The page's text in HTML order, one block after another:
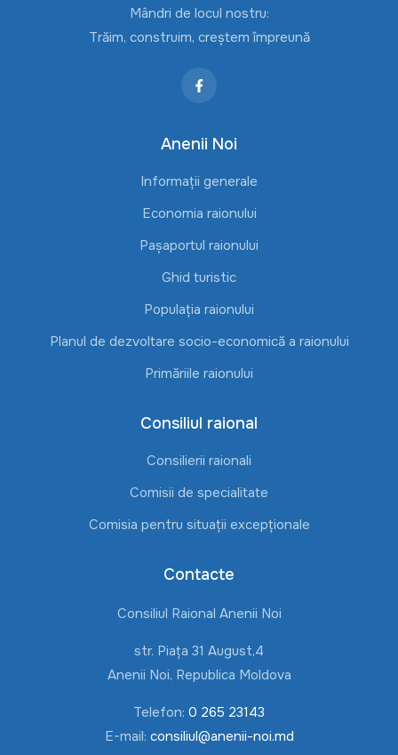
Mândri de locul nostru:
Trăim, construim, creștem împreună
Anenii Noi
Informații generale
Economia raionului
Pașaportul raionului
Ghid turistic
Populația raionului
Planul de dezvoltare socio-economică a raionului
Primăriile raionului
Consiliul raional
Consilierii raionali
Comisii de specialitate
Comisia pentru situații excepționale
Contacte
Consiliul Raional Anenii Noi
str. Piața 31 August,4
Anenii Noi, Republica Moldova
Telefon: 0 265 23143
E-mail: consiliul@anenii-noi.md